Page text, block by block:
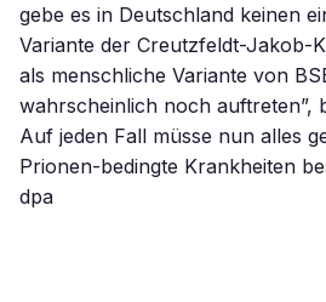
gebe es in Deutschland keinen
Variante der Creutzfeldt-Jakob-
als menschliche Variante von
wahrscheinlich noch auftreten”,
Auf jeden Fall müsse nun alles
Prionen-bedingte Krankheiten
dpa